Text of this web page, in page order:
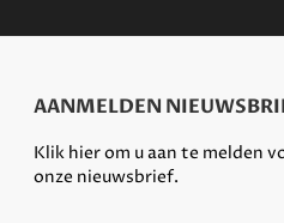
AANMELDEN
Klik hier om u aan te melden
onze nieuwsbrief.